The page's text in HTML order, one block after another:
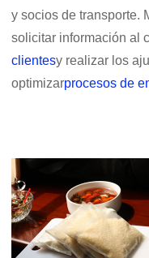
y socios de transporte.
solicitar información al
clientesy realizar los
optimizarprocesos de